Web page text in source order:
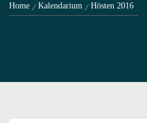
Home Kalendarium Hösten 2016